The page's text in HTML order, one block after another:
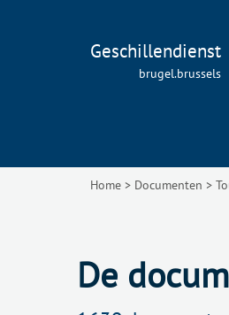
Geschillendienst
brugel.brussels
Home > Documenten >
De